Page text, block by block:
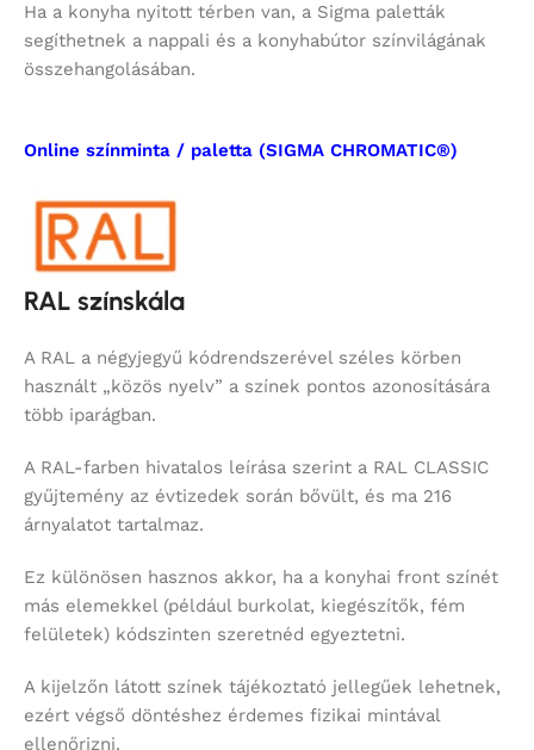
Ha a konyha nyitott térben van, a Sigma paletták
segíthetnek a nappali és a konyhabútor színvilágának
összehangolásában.
Online színminta / paletta (SIGMA CHROMATIC®)
RAL színskála
A RAL a négyjegyű kódrendszerével széles körben
használt „közös nyelv” a színek pontos azonosítására
több iparágban.
A RAL-farben hivatalos leírása szerint a RAL CLASSIC
gyűjtemény az évtizedek során bővült, és ma 216
árnyalatot tartalmaz.
Ez különösen hasznos akkor, ha a konyhai front színét
más elemekkel (például burkolat, kiegészítők, fém
felületek) kódszinten szeretnéd egyeztetni.
A kijelzőn látott színek tájékoztató jellegűek lehetnek,
ezért végső döntéshez érdemes fizikai mintával
ellenőrizni.